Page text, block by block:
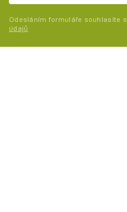
Odesláním formuláře souhlasíte s
údajů